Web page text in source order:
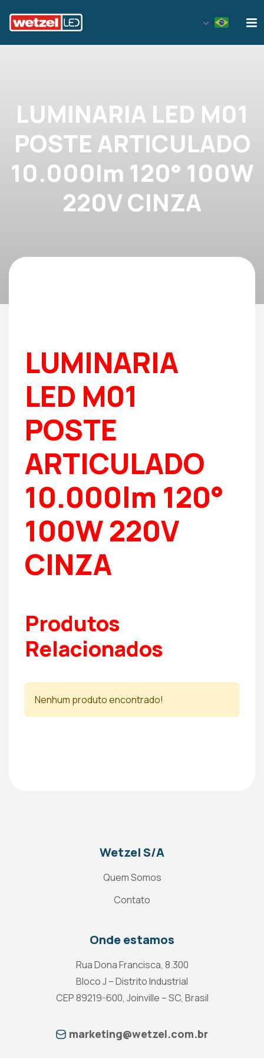
LUMINARIA LED M01
POSTE ARTICULADO
10.000lm 120° 100W
220V CINZA
LUMINARIA
LED M01
POSTE
ARTICULADO
10.000lm 120°
100W 220V
CINZA
Produtos
Relacionados
Nenhum produto encontrado!
Wetzel S/A
Quem Somos
Contato
Onde estamos
Rua Dona Francisca, 8.300
Bloco J – Distrito Industrial
CEP 89219-600, Joinville – SC, Brasil
marketing@wetzel.com.br